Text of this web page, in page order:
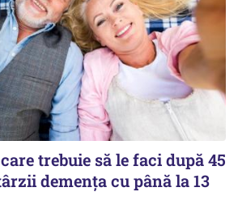
trebuie să le faci după 45
demența cu până la 13